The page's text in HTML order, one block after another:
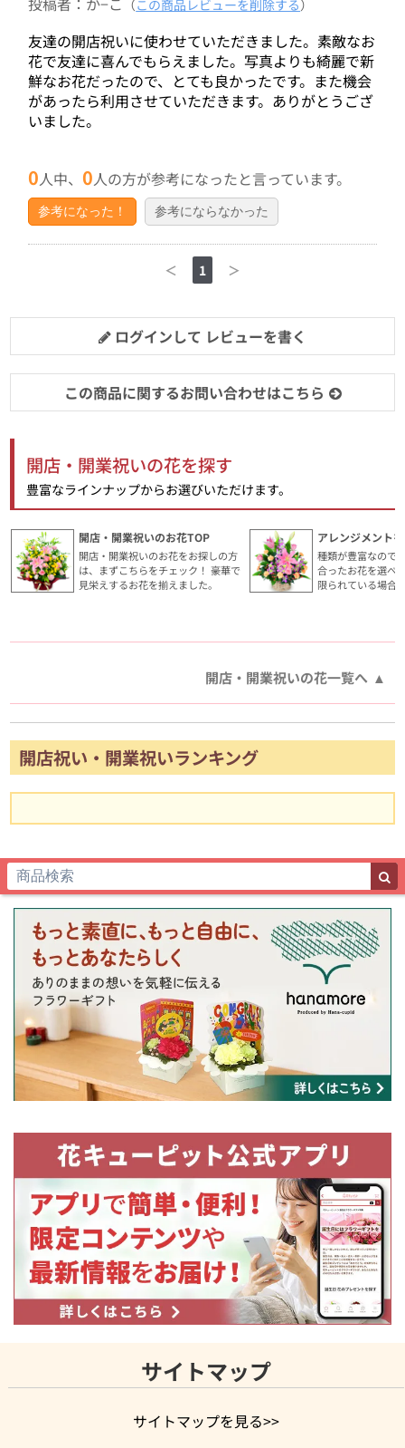
（この商品レビューを削除する）
友達の開店祝いに使わせていただきました。素敵なお
花で友達に喜んでもらえました。写真よりも綺麗で新
鮮なお花だったので、とても良かったです。また機会
があったら利用させていただきます。ありがとうござ
いました。
0人中、0人の方が参考になったと言っています。
参考になった！ 参考にならなかった
＜ 1 ＞
ログインして レビューを書く
この商品に関するお問い合わせはこちら
開店・開業祝いの花を探す
豊富なラインナップからお選びいただけます。
開店・開業祝いのお花TOP
開店・開業祝いのお花をお探しの方
は、まずこちらをチェック！ 豪華で
見栄えするお花を揃えました。
アレンジメント
種類が豊富なので
合ったお花を選べ
限られている場合
開店・開業祝いの花一覧へ
開店祝い・開業祝いランキング
サイトマップ
サイトマップを見る>>